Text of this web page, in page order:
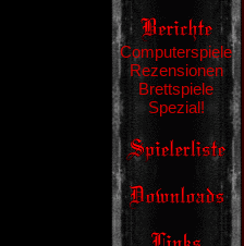
Computerspiele
Rezensionen
Brettspiele
Spezial!